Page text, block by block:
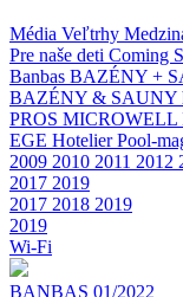
Média Veľtrhy
Pre naše deti Coming
Banbas BAZÉNY +
BAZÉNY & SAUNY
PROS MICROWELL
EGE Hotelier Pool-
2009 2010 2011 2012
2017 2019
2017 2018 2019
2019
Wi-Fi
BANBAS 01/2022